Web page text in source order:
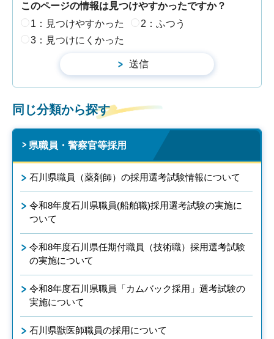
このページの情報は見つけやすかったですか？
1：見つけやすかった
2：ふつう
3：見つけにくかった
同じ分類から探す
県職員・警察官等採用
石川県職員（薬剤師）の採用選考試験情報について
令和8年度石川県職員(船舶職)採用選考試験の実施に
ついて
令和8年度石川県任期付職員（技術職）採用選考試験
の実施について
令和8年度石川県職員「カムバック採用」選考試験の
実施について
石川県獣医師職員の採用について